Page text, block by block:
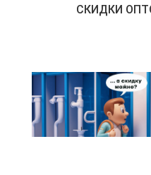
СКИДКИ